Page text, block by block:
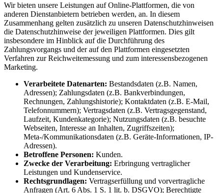
Wir bieten unsere Leistungen auf Online-Plattformen, die von
anderen Dienstanbietern betrieben werden, an. In diesem
Zusammenhang gelten zusätzlich zu unseren Datenschutzhinweisen
die Datenschutzhinweise der jeweiligen Plattformen. Dies gilt
insbesondere im Hinblick auf die Durchführung des
Zahlungsvorgangs und der auf den Plattformen eingesetzten
Verfahren zur Reichweitemessung und zum interessensbezogenen
Marketing.
Verarbeitete Datenarten: Bestandsdaten (z.B. Namen,
Adressen); Zahlungsdaten (z.B. Bankverbindungen,
Rechnungen, Zahlungshistorie); Kontaktdaten (z.B. E-Mail,
Telefonnummern); Vertragsdaten (z.B. Vertragsgegenstand,
Laufzeit, Kundenkategorie); Nutzungsdaten (z.B. besuchte
Webseiten, Interesse an Inhalten, Zugriffszeiten);
Meta-/Kommunikationsdaten (z.B. Geräte-Informationen, IP-
Adressen).
Betroffene Personen: Kunden.
Zwecke der Verarbeitung: Erbringung vertraglicher
Leistungen und Kundenservice.
Rechtsgrundlagen: Vertragserfüllung und vorvertragliche
Anfragen (Art. 6 Abs. 1 S. 1 lit. b. DSGVO); Berechtigte